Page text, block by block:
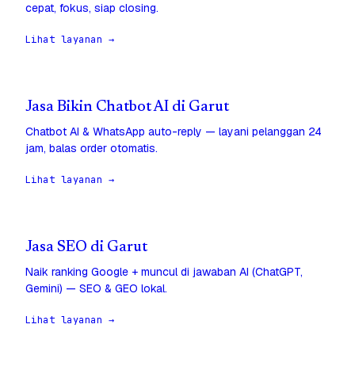
cepat, fokus, siap closing.
Lihat layanan →
Jasa Bikin Chatbot AI di Garut
Chatbot AI & WhatsApp auto-reply — layani pelanggan 24
jam, balas order otomatis.
Lihat layanan →
Jasa SEO di Garut
Naik ranking Google + muncul di jawaban AI (ChatGPT,
Gemini) — SEO & GEO lokal.
Lihat layanan →